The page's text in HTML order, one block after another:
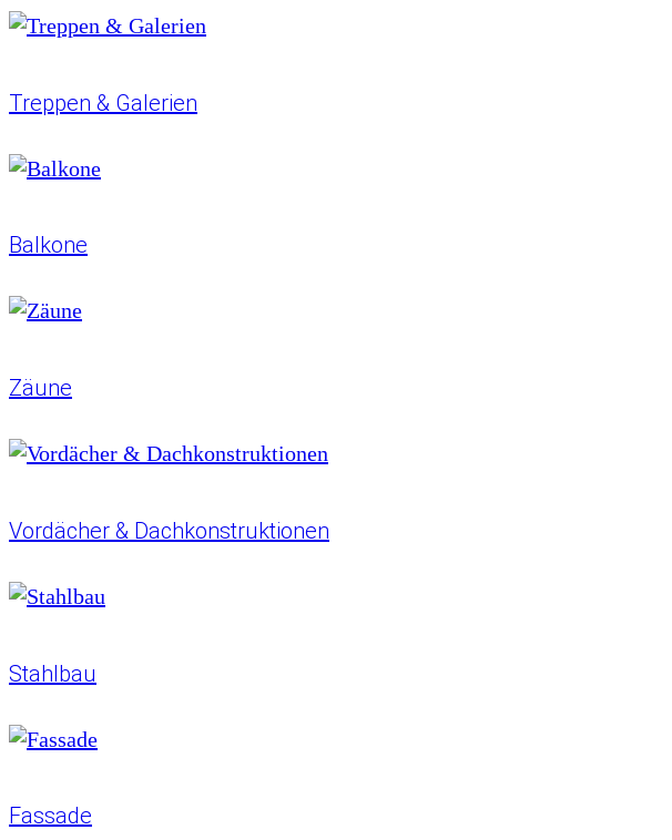
Treppen & Galerien
Balkone
Zäune
Vordächer & Dachkonstruktionen
Stahlbau
Fassade